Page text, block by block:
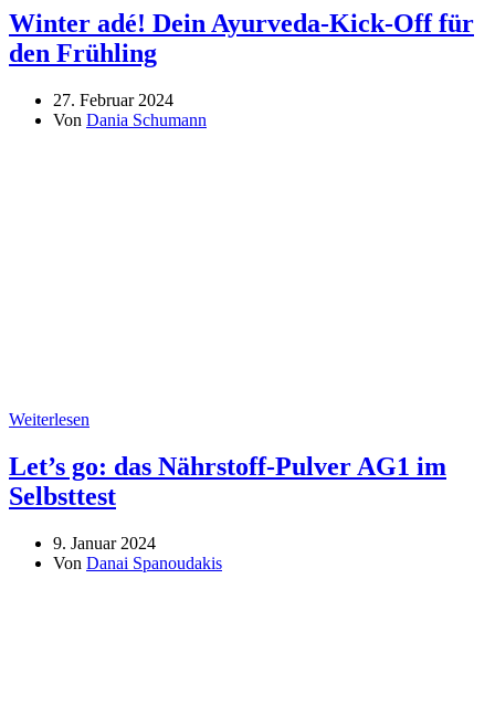
Winter adé! Dein Ayurveda-Kick-Off für
den Frühling
27. Februar 2024
Von Dania Schumann
Weiterlesen
Let’s go: das Nährstoff-Pulver AG1 im
Selbsttest
9. Januar 2024
Von Danai Spanoudakis